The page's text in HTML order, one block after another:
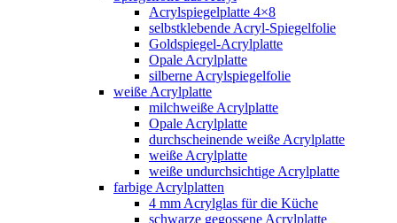
Acrylspiegelplatte 4×8
selbstklebende Acryl-Spiegelfolie
Goldspiegel-Acrylplatte
Opale Acrylplatte
silberne Acrylspiegelfolie
weiße Acrylplatte
milchweiße Acrylplatte
Opale Acrylplatte
durchscheinende weiße Acrylplatte
weiße Acrylplatte
weiße undurchsichtige Acrylplatte
farbige Acrylplatten
4 mm Acrylglas für die Küche
schwarze gegossene Acrylplatte